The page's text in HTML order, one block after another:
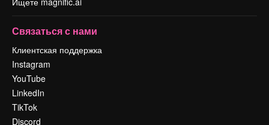
Связаться с нами
Клиентская поддержка
Instagram
YouTube
LinkedIn
TikTok
Discord